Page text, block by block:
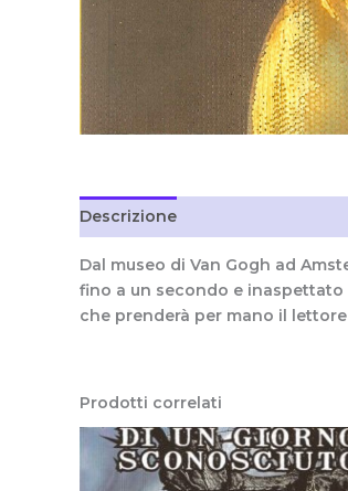
Descrizione
Dal museo di Van Gogh ad
fino a un secondo e inaspettato
che prenderà per mano il
Prodotti correlati